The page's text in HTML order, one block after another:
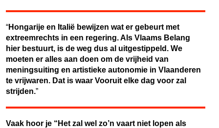
“Hongarije en Italië bewijzen wat er gebeurt met
extreemrechts in een regering. Als Vlaams Belang
hier bestuurt, is de weg dus al uitgestippeld. We
moeten er alles aan doen om de vrijheid van
meningsuiting en artistieke autonomie in Vlaanderen
te vrijwaren. Dat is waar Vooruit elke dag voor zal
strijden.”
Vaak hoor je “Het zal wel zo’n vaart niet lopen als